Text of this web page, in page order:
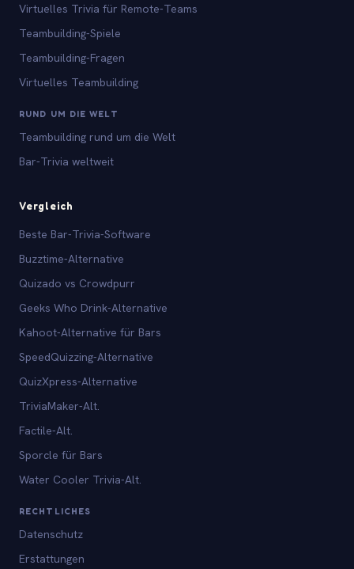
Virtuelles Trivia für Remote-Teams
Teambuilding-Spiele
Teambuilding-Fragen
Virtuelles Teambuilding
RUND UM DIE WELT
Teambuilding rund um die Welt
Bar-Trivia weltweit
Vergleich
Beste Bar-Trivia-Software
Buzztime-Alternative
Quizado vs Crowdpurr
Geeks Who Drink-Alternative
Kahoot-Alternative für Bars
SpeedQuizzing-Alternative
QuizXpress-Alternative
TriviaMaker-Alt.
Factile-Alt.
Sporcle für Bars
Water Cooler Trivia-Alt.
RECHTLICHES
Datenschutz
Erstattungen